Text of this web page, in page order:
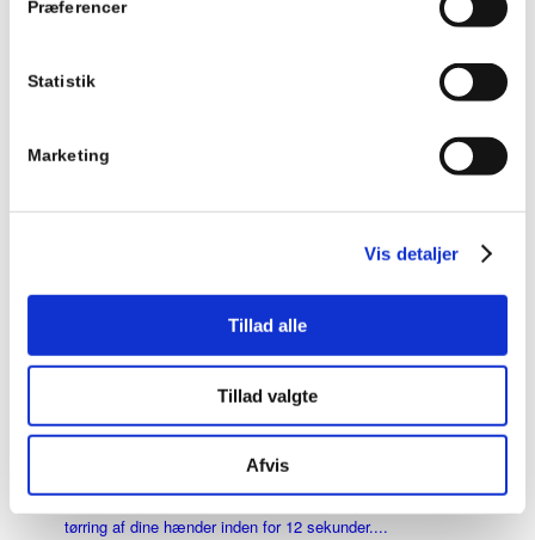
Præferencer
Statistik
Marketing
Vis detaljer
Tillad alle
Tillad valgte
Afvis
Dyson Airblade 9 kJ - den hurtigste og mest energieffektive
Curved Blade™-teknologi, og HEPA-filter for en hygiejnisk
Dyson Airblade V i grå – den kompakte og hygiejniske Airblade-
håndtørrer. Dyson Airblade V i grå har en kompakt størrelse og
er udstyret med HEPA-filter for en hygiejnisk tørring af dine
hænder inden for 12 sekunder....
Læs mere
Vis detaljer
V White – AB12 Hvid
Airblade-håndtørrer. Dyson Airblade V i hvid har en kompakt
størrelse og er udstyret med HEPA-filter for en hygiejnisk
tørring af dine hænder inden for 12 sekunder....